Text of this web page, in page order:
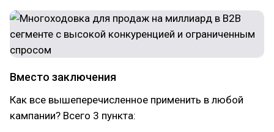
Вместо заключения
Как все вышеперечисленное применить в любой
кампании? Всего 3 пункта: